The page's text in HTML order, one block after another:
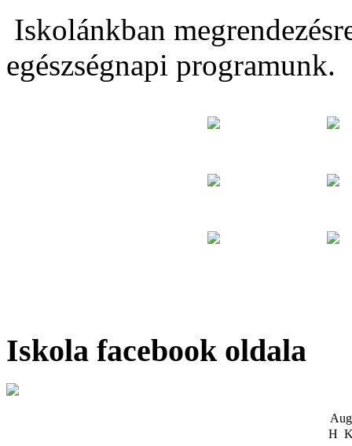
Iskolánkban
egészségnapi programunk.
Iskola facebook oldala
H